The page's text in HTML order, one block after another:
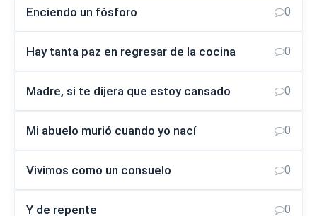
Enciendo un fósforo 0
Hay tanta paz en regresar de la cocina 0
Madre, si te dijera que estoy cansado 0
Mi abuelo murió cuando yo nací 0
Vivimos como un consuelo 0
Y de repente 0